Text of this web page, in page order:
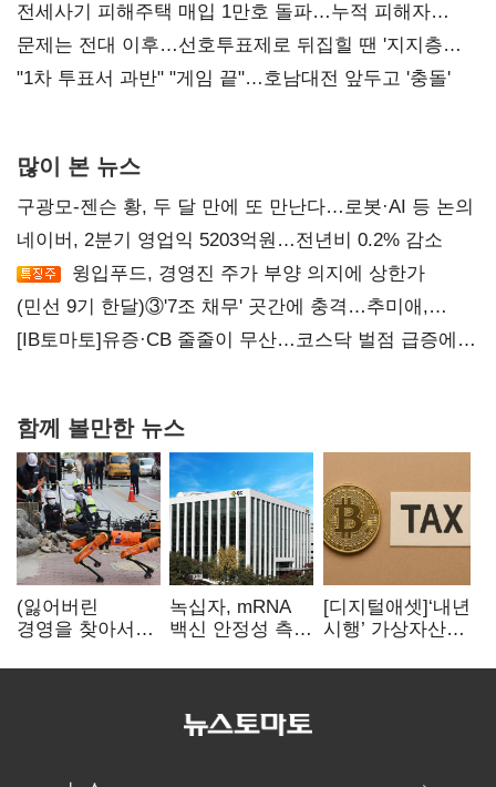
재건"
전세사기 피해주택 매입 1만호 돌파…누적 피해자
4만278명
문제는 전대 이후…선호투표제로 뒤집힐 땐 '지지층
불복'
"1차 투표서 과반" "게임 끝"…호남대전 앞두고 '충돌'
많이 본 뉴스
구광모-젠슨 황, 두 달 만에 또 만난다…로봇·AI 등 논의
네이버, 2분기 영업익 5203억원…전년비 0.2% 감소
윙입푸드, 경영진 주가 부양 의지에 상한가
(민선 9기 한달)③'7조 채무' 곳간에 충격…추미애,
20년만에 '비상재정' 선언 승부수
[IB토마토]유증·CB 줄줄이 무산…코스닥 벌점 급증에
함께 볼만한 뉴스
(잃어버린
경영을 찾아서)
속도의 환상:
녹십자, mRNA
백신 안정성 측정
[디지털애셋]‘내년
시행’ 가상자산
문턱 넘을까